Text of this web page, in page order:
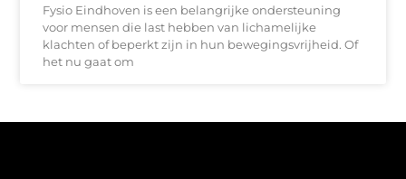
Fysio Eindhoven is een belangrijke ondersteuning
voor mensen die last hebben van lichamelijke
klachten of beperkt zijn in hun bewegingsvrijheid. Of
het nu gaat om